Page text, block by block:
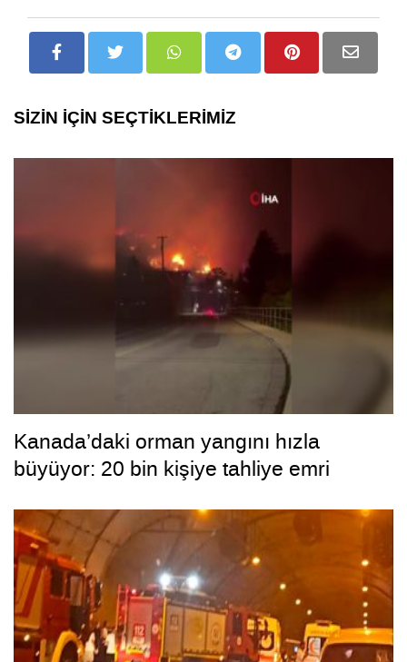
SİZİN İÇİN SEÇTİKLERİMİZ
Kanada’daki orman yangını hızla
büyüyor: 20 bin kişiye tahliye emri